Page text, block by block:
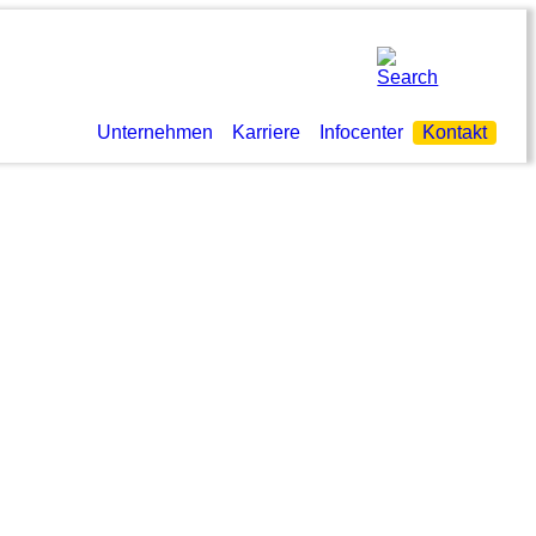
Unternehmen Karriere Infocenter Kontakt